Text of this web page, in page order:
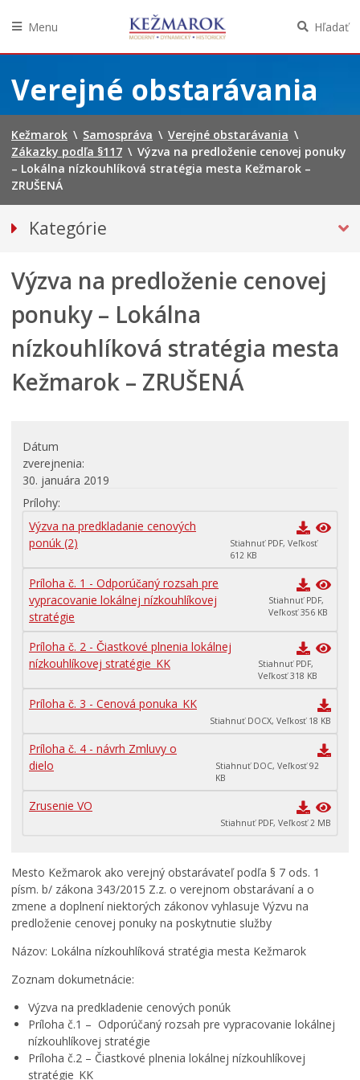
na
obsah
Menu Hľadať
Verejné obstarávania
Kežmarok \ Samospráva \ Verejné obstarávania \
Zákazky podľa §117 \ Výzva na predloženie cenovej ponuky
– Lokálna nízkouhlíková stratégia mesta Kežmarok –
ZRUŠENÁ
Kategórie
Vestník verejného obstarávania ÚVO
Výzva na predloženie cenovej
ponuky – Lokálna
nízkouhlíková stratégia mesta
Kežmarok – ZRUŠENÁ
Dátum
zverejnenia
30. januára 2019
Prílohy
Výzva na predkladanie cenových
ponúk (2)
Stiahnuť PDF, Veľkosť
612 KB
Príloha č. 1 - Odporúčaný rozsah pre
vypracovanie lokálnej nízkouhlíkovej
stratégie
Stiahnuť PDF,
Veľkosť 356 KB
Príloha č. 2 - Čiastkové plnenia lokálnej
nízkouhlíkovej stratégie_KK
Stiahnuť PDF,
Veľkosť 318 KB
Príloha č. 3 - Cenová ponuka_KK
Stiahnuť DOCX, Veľkosť 18 KB
Príloha č. 4 - návrh Zmluvy o
dielo
Stiahnuť DOC, Veľkosť 92
KB
Zrusenie VO
Stiahnuť PDF, Veľkosť 2 MB
Mesto Kežmarok ako verejný obstarávateľ podľa § 7 ods. 1
písm. b/ zákona 343/2015 Z.z. o verejnom obstarávaní a o
zmene a doplnení niektorých zákonov vyhlasuje Výzvu na
predloženie cenovej ponuky na poskytnutie služby
Názov: Lokálna nízkouhlíková stratégia mesta Kežmarok
Zoznam dokumetnácie:
Výzva na predkladenie cenových ponúk
Príloha č.1 – Odporúčaný rozsah pre vypracovanie lokálnej
nízkouhlíkovej stratégie
Príloha č.2 – Čiastkové plnenia lokálnej nízkouhlíkovej
stratégie_KK